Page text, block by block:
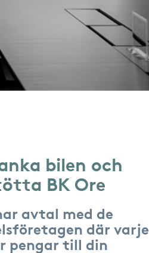
bilen och
BK Ore
avtal med de
där varje
pengar till din